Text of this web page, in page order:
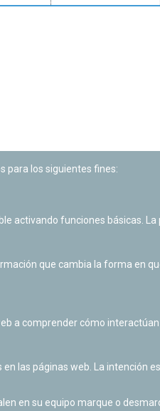
para los siguientes fines:
activando funciones básicas.
que cambia la forma en
a comprender cómo
las páginas web. La intención
en su equipo marque o